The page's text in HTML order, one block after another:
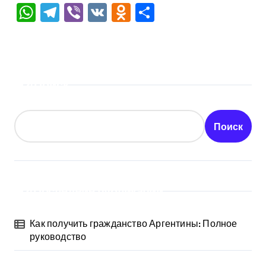
WhatsApp
Telegram
Viber
VK Odnoklassniki
Поиск
Как получить гражданство Аргентины: Полное
руководство